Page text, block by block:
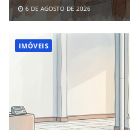
6 DE AGOSTO DE 2026
IMÓVEIS